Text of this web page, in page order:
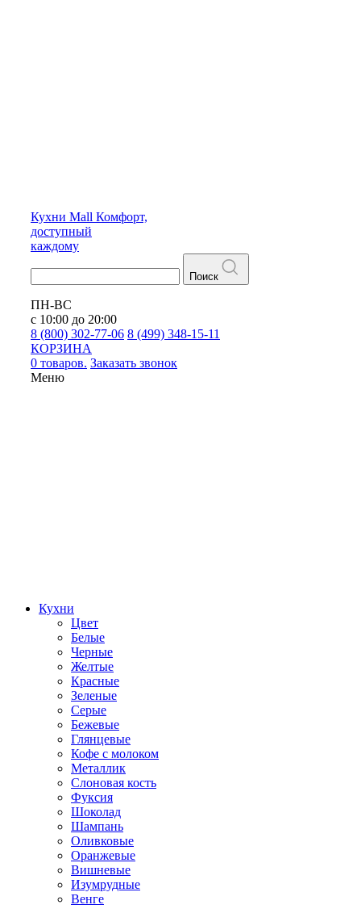
Кухни Mall Комфорт,
доступный
каждому
Поиск
ПН-ВС
с 10:00 до 20:00
8 (800) 302-77-06 8 (499) 348-15-11
КОРЗИНА
0 товаров. Заказать звонок
Меню
Кухни
Цвет
Белые
Черные
Желтые
Красные
Зеленые
Серые
Бежевые
Глянцевые
Кофе с молоком
Металлик
Слоновая кость
Фуксия
Шоколад
Шампань
Оливковые
Оранжевые
Вишневые
Изумрудные
Венге